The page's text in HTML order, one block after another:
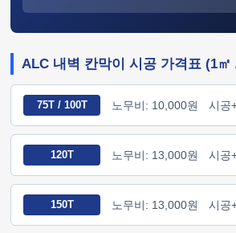
ALC 내벽 칸막이 시공 가격표 (1㎡
75T / 100T 노무비: 10,000원 시공
120T 노무비: 13,000원 시공
150T 노무비: 13,000원 시공